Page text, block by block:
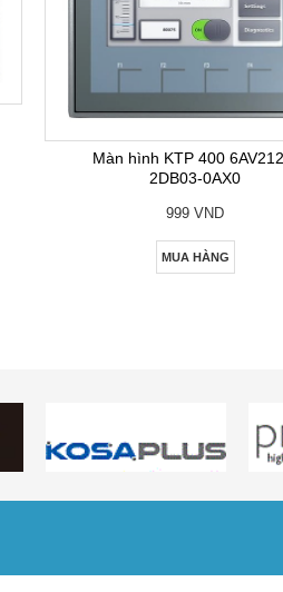
Màn hình KTP 400
2DB03-0AX0
999 VND
MUA HÀNG